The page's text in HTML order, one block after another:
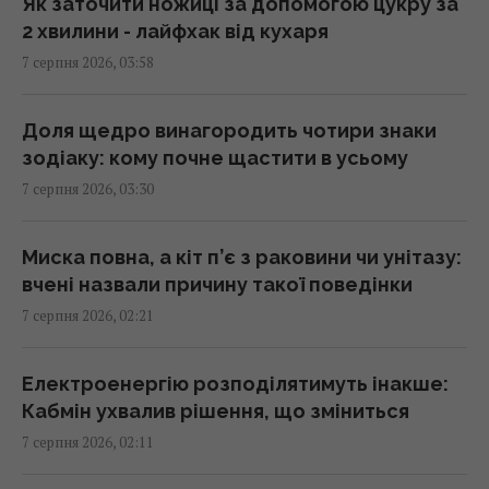
В Генштабі ЗСУ повідомили, на яку суму
країни НАТО виділять Україні військової
02:52 п'ятниця, 07 серпня 2026
Кинджал Тутанхамона виявився викуваним
02:26 п'ятниця, 07 серпня 2026
США запровадили нові санкції проти Куби
02:05 п'ятниця, 07 серпня 2026
Як вибратися з багнюки на автомобілі:
2 хвилини - лайфхак від кухаря
7 серпня 2026, 03:58
Доля щедро винагородить чотири знаки
зодіаку: кому почне щастити в усьому
7 серпня 2026, 03:30
Миска повна, а кіт п’є з раковини чи унітазу:
вчені назвали причину такої поведінки
7 серпня 2026, 02:21
Електроенергію розподілятимуть інакше:
Кабмін ухвалив рішення, що зміниться
7 серпня 2026, 02:11